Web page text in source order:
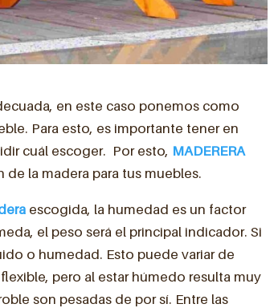
en este caso ponemos como
Para esto, es importante tener en
cuál escoger. Por esto, MADERERA
la madera para tus muebles.
escogida, la humedad es un factor
el peso será el principal indicador. Si
o humedad. Esto puede variar de
pero al estar húmedo resulta muy
son pesadas de por sí. Entre las